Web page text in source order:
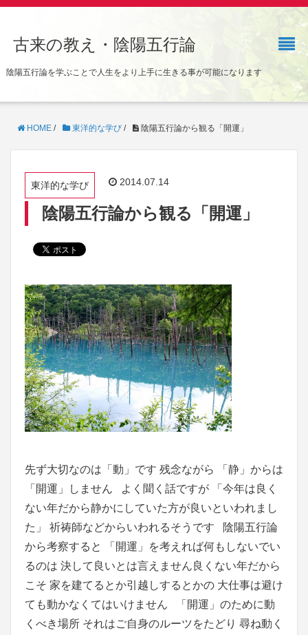
古来の教え・陰陽五行論
陰陽五行論を学ぶことで人生をより上手に生きる事が可能になります
HOME / 東洋的な学び / 陰陽五行論から観る「開運」
東洋的な学び 2014.07.14
陰陽五行論から観る「開運」
先ず大切なのは「動」です 残念ながら 「静」からは
「開運」しません よく聞く話ですが 「今年は良く
ない年だから静かにしていた方が良いといわれまし
た」 祈祷師などからいわれるそうです 陰陽五行論
から考察すると 「開運」を考えれば何もしないでい
るのは 決して良いとは言えません良くない年だから
こそ 家を建てるとか引越しするとかの 大仕事は避け
ても動かなくてはいけません 「開運」のために動
くべき場所 それはご自身のルーツをたどり 尋ね動く